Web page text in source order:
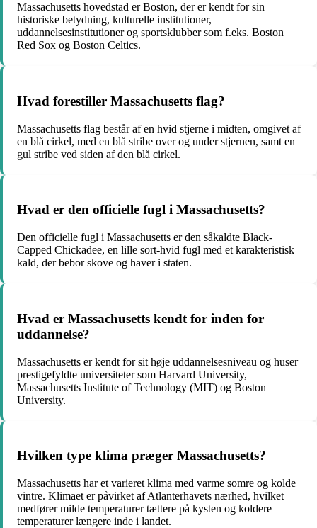
Massachusetts hovedstad er Boston, der er kendt for sin
historiske betydning, kulturelle institutioner,
uddannelsesinstitutioner og sportsklubber som f.eks. Boston
Red Sox og Boston Celtics.
Hvad forestiller Massachusetts flag?
Massachusetts flag består af en hvid stjerne i midten, omgivet af
en blå cirkel, med en blå stribe over og under stjernen, samt en
gul stribe ved siden af den blå cirkel.
Hvad er den officielle fugl i Massachusetts?
Den officielle fugl i Massachusetts er den såkaldte Black-
Capped Chickadee, en lille sort-hvid fugl med et karakteristisk
kald, der bebor skove og haver i staten.
Hvad er Massachusetts kendt for inden for
uddannelse?
Massachusetts er kendt for sit høje uddannelsesniveau og huser
prestigefyldte universiteter som Harvard University,
Massachusetts Institute of Technology (MIT) og Boston
University.
Hvilken type klima præger Massachusetts?
Massachusetts har et varieret klima med varme somre og kolde
vintre. Klimaet er påvirket af Atlanterhavets nærhed, hvilket
medfører milde temperaturer tættere på kysten og koldere
temperaturer længere inde i landet.